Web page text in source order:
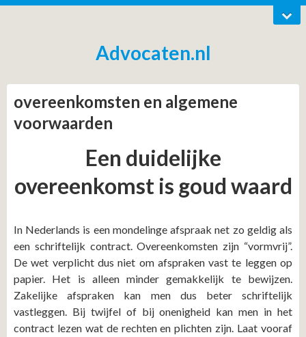
Advocaten.nl
overeenkomsten en algemene
voorwaarden
Een duidelijke
overeenkomst is goud waard
In Nederlands is een mondelinge afspraak net zo geldig als
een schriftelijk contract. Overeenkomsten zijn “vormvrij”.
De wet verplicht dus niet om afspraken vast te leggen op
papier. Het is alleen minder gemakkelijk te bewijzen.
Zakelijke afspraken kan men dus beter schriftelijk
vastleggen. Bij twijfel of bij onenigheid kan men in het
contract lezen wat de rechten en plichten zijn. Laat vooraf